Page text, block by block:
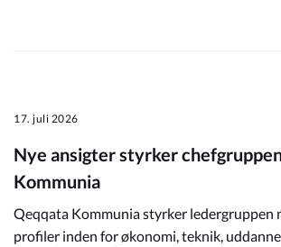
17. juli 2026
Nye ansigter styrker
Kommunia
Qeqqata Kommunia styrker ledergruppen
profiler inden for økonomi, teknik,